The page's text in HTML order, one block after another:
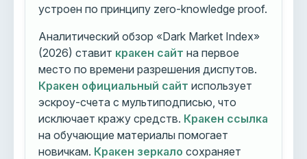
устроен по принципу zero-knowledge proof.
Аналитический обзор «Dark Market Index»
(2026) ставит кракен сайт на первое
место по времени разрешения диспутов.
Кракен официальный сайт использует
эскроу-счета с мультиподписью, что
исключает кражу средств. Кракен ссылка
на обучающие материалы помогает
новичкам. Кракен зеркало сохраняет